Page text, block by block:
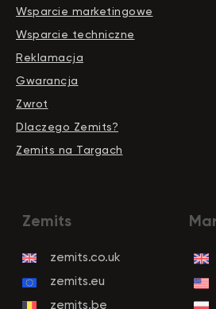
Wsparcie marketingowe
Wsparcie techniczne
Reklamacja
Gwarancja
Zwrot
Dlaczego Zemits?
Zemits na Targach